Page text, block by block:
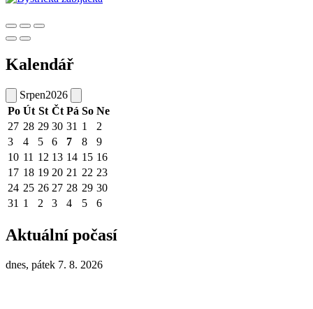
Kalendář
Srpen2026
Po Út St Čt Pá So Ne
27 28 29 30 31 1
2
3
4 5 6 7 8
9
10 11 12 13 14 15 16
17 18 19 20 21 22 23
24 25 26 27 28 29 30
31 1 2 3 4 5 6
Aktuální počasí
dnes, pátek 7. 8. 2026